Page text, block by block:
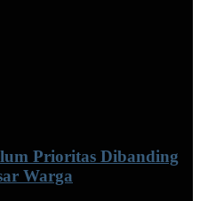
Prioritas Dibanding
Warga